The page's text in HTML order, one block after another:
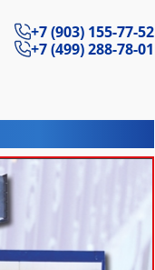
+7 (903) 155-77-52
+7 (499) 288-78-01